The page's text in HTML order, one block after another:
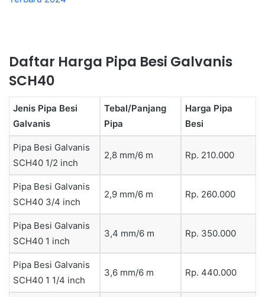
Daftar Harga Pipa Besi Galvanis
SCH40
Jenis Pipa Besi
Galvanis
Tebal/Panjang
Pipa
Harga Pipa
Besi
Pipa Besi Galvanis
SCH40 1/2 inch
2,8 mm/6 m Rp. 210.000
Pipa Besi Galvanis
SCH40 3/4 inch
2,9 mm/6 m Rp. 260.000
Pipa Besi Galvanis
SCH40 1 inch
3,4 mm/6 m Rp. 350.000
Pipa Besi Galvanis
SCH40 1 1/4 inch
3,6 mm/6 m Rp. 440.000